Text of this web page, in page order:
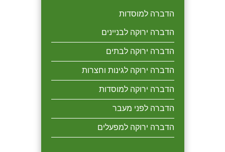
הדברה למוסדות
הדברה ירוקה לבניינים
הדברה ירוקה לבתים
הדברה ירוקה לגינות וחצרות
הדברה ירוקה למוסדות
הדברה לפני מעבר
הדברה ירוקה למפעלים